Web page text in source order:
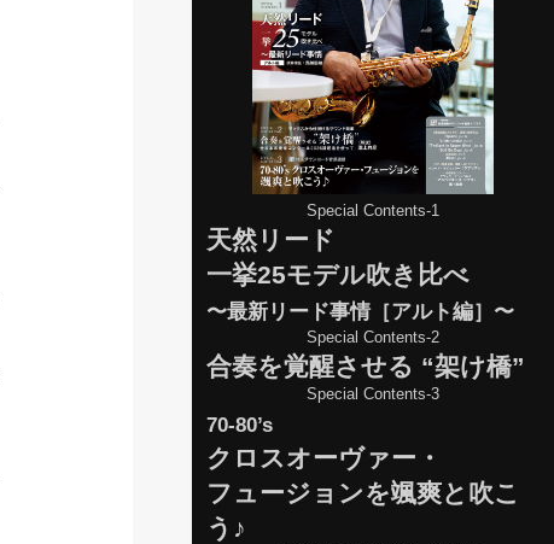
Special Contents-1
天然リード
一挙25モデル吹き比べ
〜最新リード事情［アルト編］〜
Special Contents-2
合奏を覚醒させる “架け橋”
Special Contents-3
70-80’s
クロスオーヴァー・
フュージョンを颯爽と吹こ
う♪